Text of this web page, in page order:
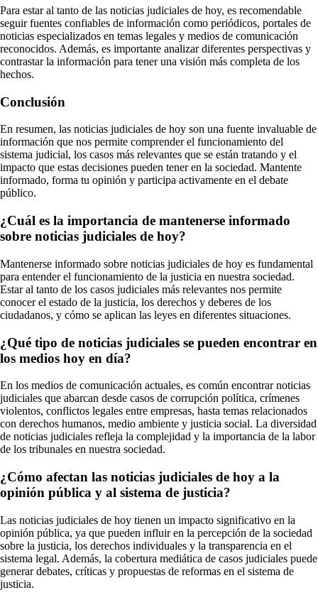
Para estar al tanto de las noticias judiciales de hoy, es recomendable
seguir fuentes confiables de información como periódicos, portales de
noticias especializados en temas legales y medios de comunicación
reconocidos. Además, es importante analizar diferentes perspectivas y
contrastar la información para tener una visión más completa de los
hechos.
Conclusión
En resumen, las noticias judiciales de hoy son una fuente invaluable de
información que nos permite comprender el funcionamiento del
sistema judicial, los casos más relevantes que se están tratando y el
impacto que estas decisiones pueden tener en la sociedad. Mantente
informado, forma tu opinión y participa activamente en el debate
público.
¿Cuál es la importancia de mantenerse informado
sobre noticias judiciales de hoy?
Mantenerse informado sobre noticias judiciales de hoy es fundamental
para entender el funcionamiento de la justicia en nuestra sociedad.
Estar al tanto de los casos judiciales más relevantes nos permite
conocer el estado de la justicia, los derechos y deberes de los
ciudadanos, y cómo se aplican las leyes en diferentes situaciones.
¿Qué tipo de noticias judiciales se pueden encontrar en
los medios hoy en día?
En los medios de comunicación actuales, es común encontrar noticias
judiciales que abarcan desde casos de corrupción política, crímenes
violentos, conflictos legales entre empresas, hasta temas relacionados
con derechos humanos, medio ambiente y justicia social. La diversidad
de noticias judiciales refleja la complejidad y la importancia de la labor
de los tribunales en nuestra sociedad.
¿Cómo afectan las noticias judiciales de hoy a la
opinión pública y al sistema de justicia?
Las noticias judiciales de hoy tienen un impacto significativo en la
opinión pública, ya que pueden influir en la percepción de la sociedad
sobre la justicia, los derechos individuales y la transparencia en el
sistema legal. Además, la cobertura mediática de casos judiciales puede
generar debates, críticas y propuestas de reformas en el sistema de
justicia.